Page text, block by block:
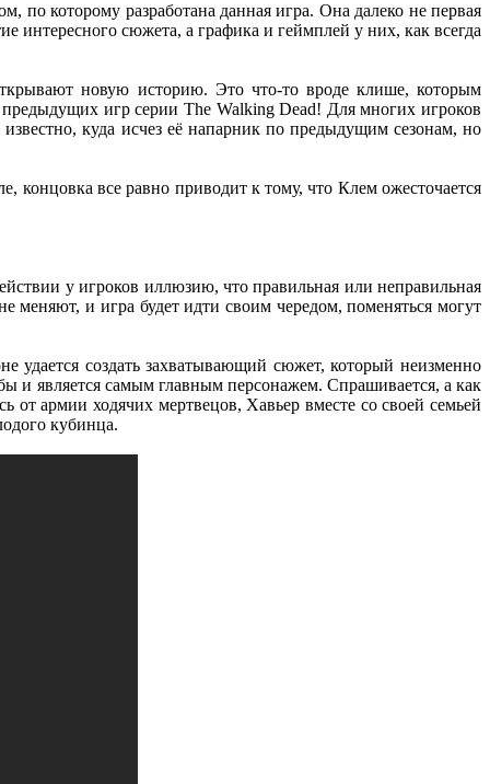
которому разработана данная игра. Она далеко не первая
интересного сюжета, а графика и геймплей у них, как всегда
новую историю. Это что-то вроде клише, которым
игр серии The Walking Dead! Для многих игроков
куда исчез её напарник по предыдущим сезонам, но
концовка все равно приводит к тому, что Клем ожесточается
у игроков иллюзию, что правильная или неправильная
и игра будет идти своим чередом, поменяться могут
создать захватывающий сюжет, который неизменно
и является самым главным персонажем. Спрашивается, а как
армии ходячих мертвецов, Хавьер вместе со своей семьей
кубинца.